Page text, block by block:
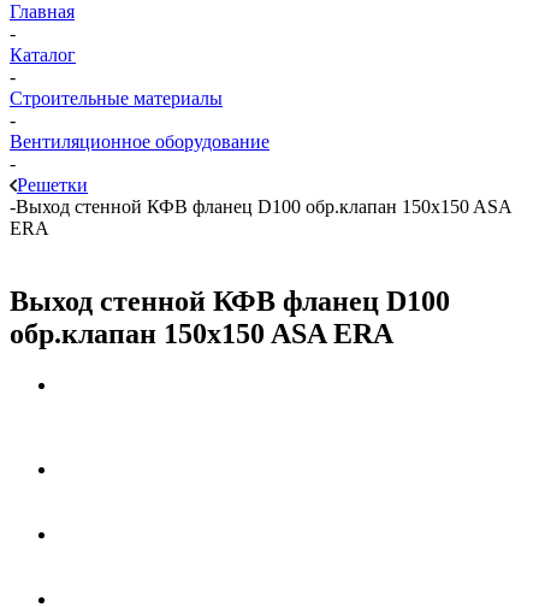
Главная
-
Каталог
-
Строительные материалы
-
Вентиляционное оборудование
-
Решетки
-Выход стенной КФВ фланец D100 обр.клапан 150x150 ASA
ERA
Выход стенной КФВ фланец D100
обр.клапан 150x150 ASA ERA